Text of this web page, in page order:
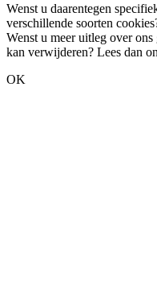
Wenst u daarentegen
verschillende soorten
Wenst u meer uitleg over
kan verwijderen? Lees dan
OK